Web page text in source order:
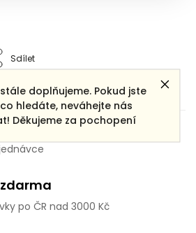
doplňujeme. Pokud jste
hledáte, neváhejte nás
Děkujeme za pochopení
Sdílet
po ČR nad 3000 Kč